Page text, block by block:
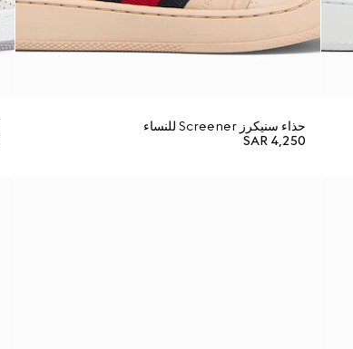
حذاء سنيكرز Screener للنساء
SAR 4,250